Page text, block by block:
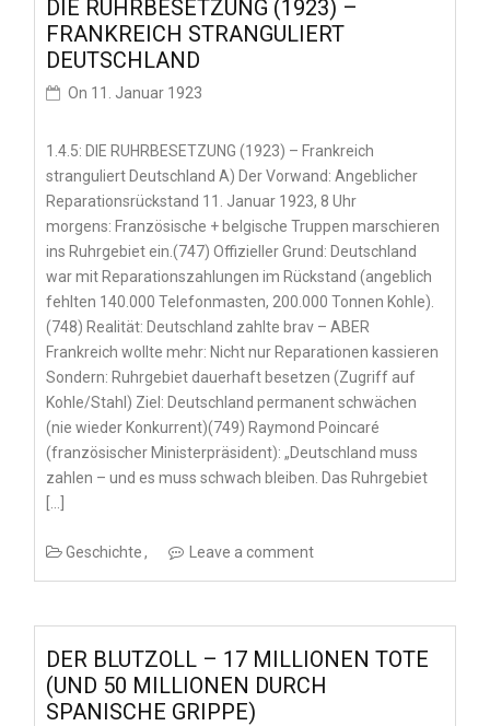
DIE RUHRBESETZUNG (1923) –
FRANKREICH STRANGULIERT
DEUTSCHLAND
On 11. Januar 1923
1.4.5: DIE RUHRBESETZUNG (1923) – Frankreich
stranguliert Deutschland A) Der Vorwand: Angeblicher
Reparationsrückstand 11. Januar 1923, 8 Uhr
morgens: Französische + belgische Truppen marschieren
ins Ruhrgebiet ein.(747) Offizieller Grund: Deutschland
war mit Reparationszahlungen im Rückstand (angeblich
fehlten 140.000 Telefonmasten, 200.000 Tonnen Kohle).
(748) Realität: Deutschland zahlte brav – ABER
Frankreich wollte mehr: Nicht nur Reparationen kassieren
Sondern: Ruhrgebiet dauerhaft besetzen (Zugriff auf
Kohle/Stahl) Ziel: Deutschland permanent schwächen
(nie wieder Konkurrent)(749) Raymond Poincaré
(französischer Ministerpräsident): „Deutschland muss
zahlen – und es muss schwach bleiben. Das Ruhrgebiet
Geschichte Leave a comment
DER BLUTZOLL – 17 MILLIONEN TOTE
(UND 50 MILLIONEN DURCH
SPANISCHE GRIPPE)